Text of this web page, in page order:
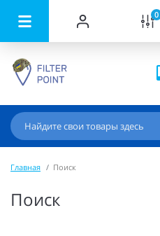
0
Главная Поиск
Поиск